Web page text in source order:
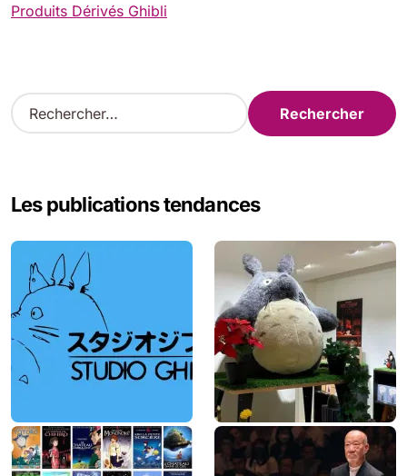
Produits Dérivés Ghibli
R
e
r
h
:
Les publications tendances